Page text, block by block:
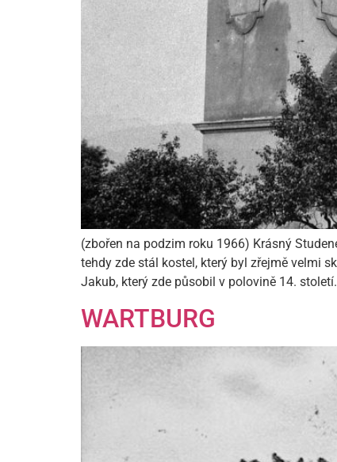
(zbořen na podzim roku 1966) Krásný
tehdy zde stál kostel, který byl zřejmě velmi
Jakub, který zde působil v polovině 14.
WARTBURG